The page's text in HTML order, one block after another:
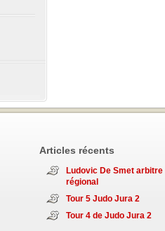
Articles récents
Ludovic De Smet arbitre
régional
Tour 5 Judo Jura 2
Tour 4 de Judo Jura 2